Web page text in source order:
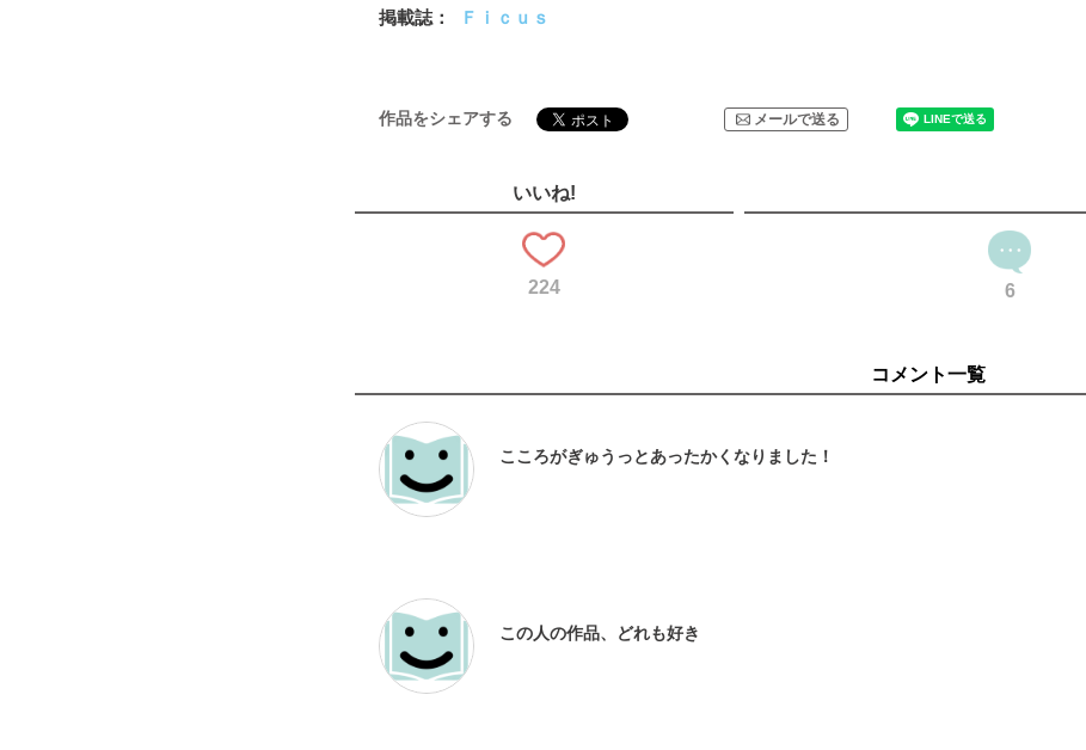
掲載誌
Ｆｉｃｕｓ
作品をシェアする メールで送る
いいね!
224 6
コメント一覧